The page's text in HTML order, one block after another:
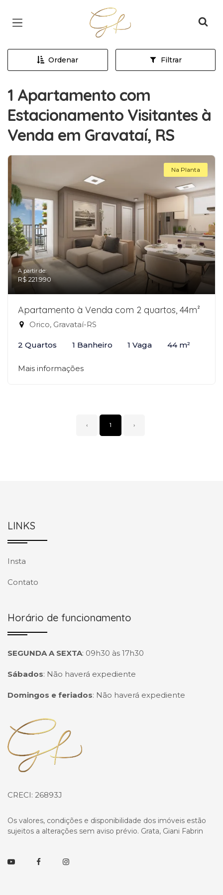
Página inicial
Ordenar Filtrar
1 Apartamento com
Estacionamento Visitantes à
Venda em Gravataí, RS
Na Planta
A partir de:
R$ 221.990
Apartamento à Venda com 2 quartos, 44m²
Orico, Gravataí-RS
2 Quartos 1 Banheiro 1 Vaga 44 m²
Mais informações
‹ 1 ›
LINKS
Insta
Contato
Horário de funcionamento
SEGUNDA A SEXTA: 09h30 às 17h30
Sábados: Não haverá expediente
Domingos e feriados: Não haverá expediente
Página inicial
CRECI: 26893J
Os valores, condições e disponibilidade dos imóveis estão
sujeitos a alterações sem aviso prévio. Grata, Giani Fabrin
YoutubeFacebookInstagram